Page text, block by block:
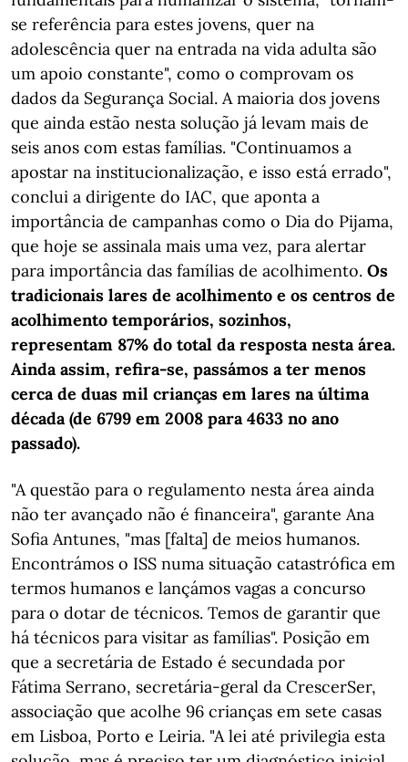
se referência para estes jovens, quer na
adolescência quer na entrada na vida adulta são
um apoio constante", como o comprovam os
dados da Segurança Social. A maioria dos jovens
que ainda estão nesta solução já levam mais de
seis anos com estas famílias. "Continuamos a
apostar na institucionalização, e isso está errado",
conclui a dirigente do IAC, que aponta a
importância de campanhas como o Dia do Pijama,
que hoje se assinala mais uma vez, para alertar
para importância das famílias de acolhimento. Os
tradicionais lares de acolhimento e os centros de
acolhimento temporários, sozinhos,
representam 87% do total da resposta nesta área.
Ainda assim, refira-se, passámos a ter menos
cerca de duas mil crianças em lares na última
década (de 6799 em 2008 para 4633 no ano
passado).
"A questão para o regulamento nesta área ainda
não ter avançado não é financeira", garante Ana
Sofia Antunes, "mas [falta] de meios humanos.
Encontrámos o ISS numa situação catastrófica em
termos humanos e lançámos vagas a concurso
para o dotar de técnicos. Temos de garantir que
há técnicos para visitar as famílias". Posição em
que a secretária de Estado é secundada por
Fátima Serrano, secretária-geral da CrescerSer,
associação que acolhe 96 crianças em sete casas
em Lisboa, Porto e Leiria. "A lei até privilegia esta